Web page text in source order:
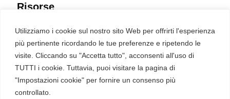
Utilizziamo i cookie sul nostro sito Web per offrirti l'esperienza
più pertinente ricordando le tue preferenze e ripetendo le
visite. Cliccando su "Accetta tutto", acconsenti all'uso di
TUTTI i cookie. Tuttavia, puoi visitare la pagina di
"Impostazioni cookie" per fornire un consenso più
controllato.
Risorse
Eventi
Fumetto Cyber
Newsletter
Servizi
Pubblicità
English
Ultime CVE critiche